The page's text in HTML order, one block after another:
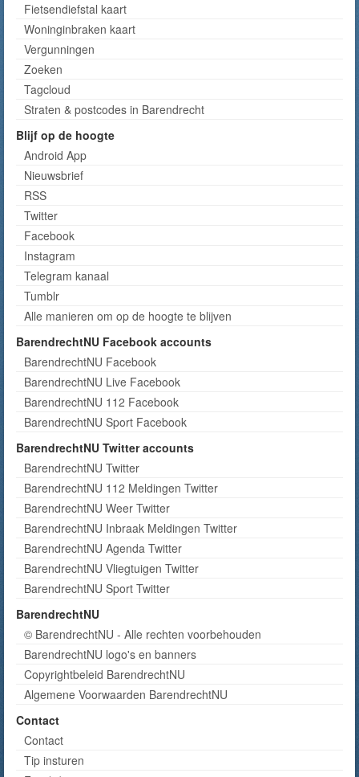
Fietsendiefstal kaart
Woninginbraken kaart
Vergunningen
Zoeken
Tagcloud
Straten & postcodes in Barendrecht
Blijf op de hoogte
Android App
Nieuwsbrief
RSS
Twitter
Facebook
Instagram
Telegram kanaal
Tumblr
Alle manieren om op de hoogte te blijven
BarendrechtNU Facebook accounts
BarendrechtNU Facebook
BarendrechtNU Live Facebook
BarendrechtNU 112 Facebook
BarendrechtNU Sport Facebook
BarendrechtNU Twitter accounts
BarendrechtNU Twitter
BarendrechtNU 112 Meldingen Twitter
BarendrechtNU Weer Twitter
BarendrechtNU Inbraak Meldingen Twitter
BarendrechtNU Agenda Twitter
BarendrechtNU Vliegtuigen Twitter
BarendrechtNU Sport Twitter
BarendrechtNU
© BarendrechtNU - Alle rechten voorbehouden
BarendrechtNU logo's en banners
Copyrightbeleid BarendrechtNU
Algemene Voorwaarden BarendrechtNU
Contact
Contact
Tip insturen